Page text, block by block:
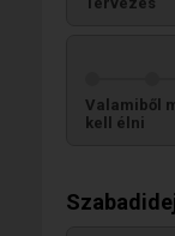
Valamiből
kell élni